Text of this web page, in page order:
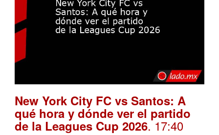
New York City FC vs Santos: A
qué hora y dónde ver el partido
de la Leagues Cup 2026. 17:40